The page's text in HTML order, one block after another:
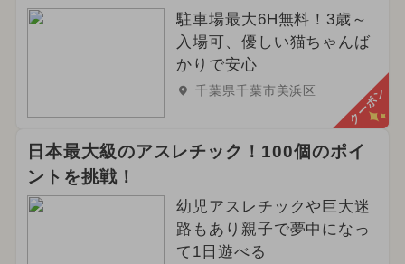
駐車場最大6H無料！3歳～
入場可、優しい猫ちゃんば
かりで安心
千葉県千葉市美浜区 クーポン
日本最大級のアスレチック！100個のポイ
ントを挑戦！
幼児アスレチックや巨大迷
路もあり親子で夢中になっ
て1日遊べる